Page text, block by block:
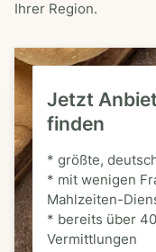
Ihrer Region.
Jetzt
finden
* größte,
* mit wenigen
Mahlzeiten-
* bereits über
Vermittlungen